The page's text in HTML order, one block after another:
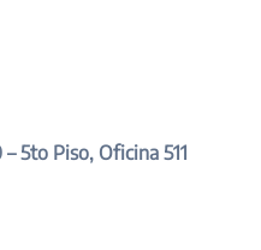
– 5to Piso, Oficina 511